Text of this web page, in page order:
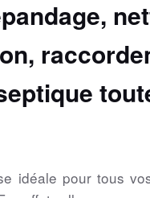
idéale pour tous